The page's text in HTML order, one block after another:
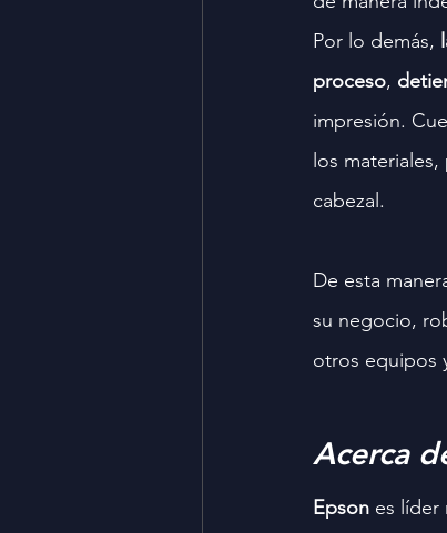
Por lo demás,
proceso,
impresión.
los
cabezal.
De esta
su negocio,
otros equipos
Acerca
Epson es líder